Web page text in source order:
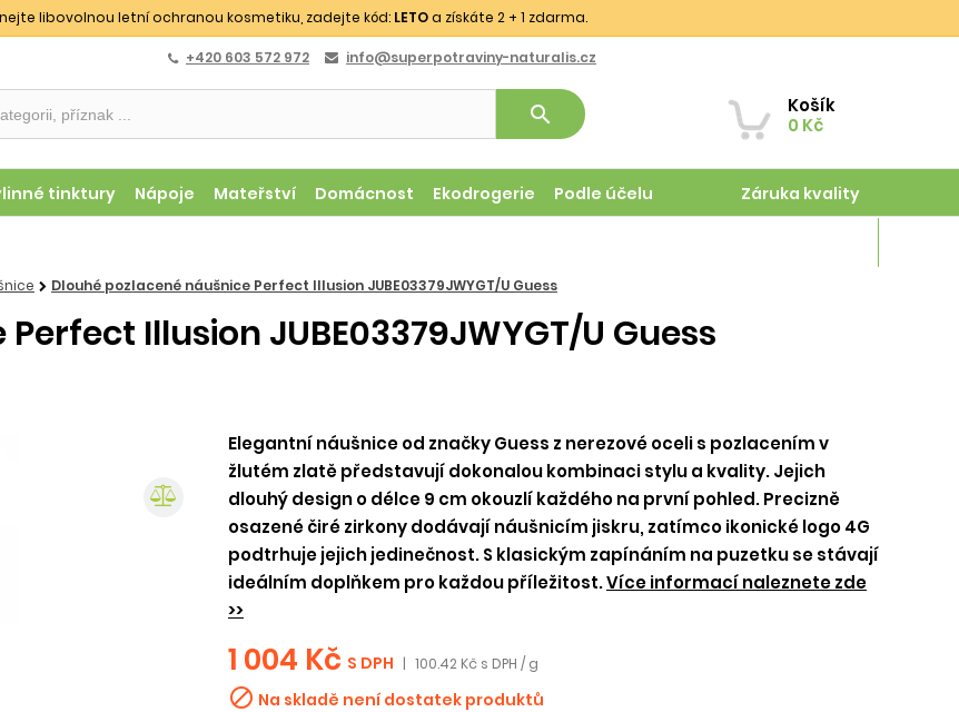
libovolnou letní ochranou kosmetiku, zadejte kód: LETOa získáte 2 + 1 zdarma.
+420 603 572 972 info@superpotraviny-naturalis.cz
Košík
0 Kč
search
tinktury Nápoje Mateřství Domácnost Ekodrogerie Podle účelu Záruka kvality
Dlouhé pozlacené náušnice Perfect Illusion JUBE03379JWYGT/U Guess
Illusion JUBE03379JWYGT/U Guess
Elegantní náušnice od značky Guess z nerezové oceli s pozlacením v
žlutém zlatě představují dokonalou kombinaci stylu a kvality. Jejich
dlouhý design o délce 9 cm okouzlí každého na první pohled. Precizně
osazené čiré zirkony dodávají náušnicím jiskru, zatímco ikonické logo 4G
podtrhuje jejich jedinečnost. S klasickým zapínáním na puzetku se stávají
ideálním doplňkem pro každou příležitost.Více informací naleznete zde
>>
1 004 Kč S DPH | 100.42 Kč s DPH / g
 Na skladě není dostatek produktů